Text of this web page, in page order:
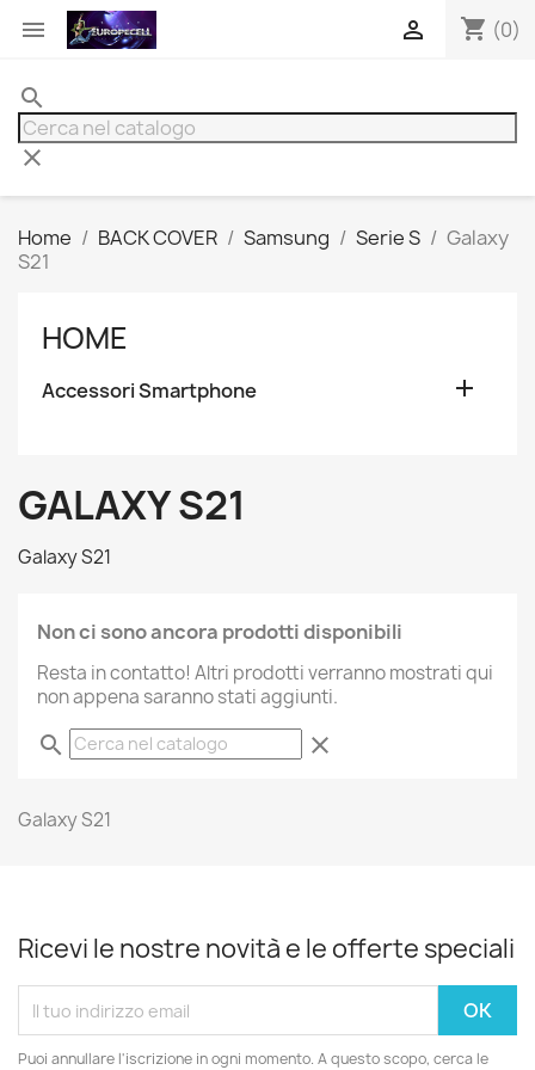
 shopping_cart (0)

search
clear
Home BACK COVER Samsung Serie S
Galaxy
S21
HOME
Accessori Smartphone 
GALAXY S21
Galaxy S21
Non ci sono ancora prodotti disponibili
Resta in contatto! Altri prodotti verranno mostrati qui
non appena saranno stati aggiunti.
search clear
Galaxy S21
Ricevi le nostre novità e le offerte speciali
Puoi annullare l'iscrizione in ogni momento. A questo scopo, cerca le